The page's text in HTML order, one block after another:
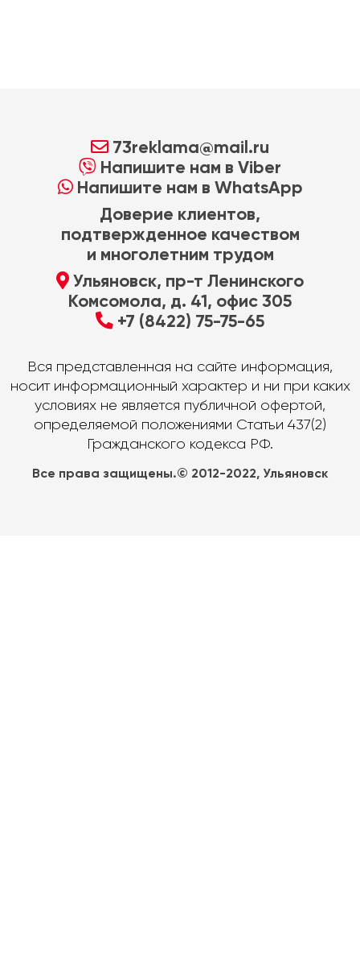
73reklama@mail.ru
Напишите нам в Viber
Напишите нам в WhatsApp
Доверие клиентов,
подтвержденное качеством
и многолетним трудом
Ульяновск, пр-т Ленинского
Комсомола, д. 41, офис 305
+7 (8422) 75-75-65
Вся представленная на сайте информация,
носит информационный характер и ни при каких
условиях не является публичной офертой,
определяемой положениями Статьи 437(2)
Гражданского кодекса РФ.
Все права защищены.© 2012-2022, Ульяновск